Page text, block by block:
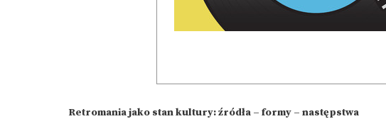
Retromania jako stan kultury: źródła – formy – następstwa